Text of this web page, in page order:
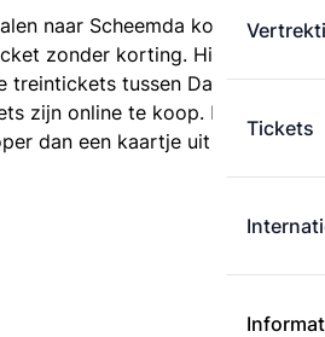
Tickets
naar Scheemda kost
zonder korting. Hieronder
treintickets tussen Dalen en
zijn online te koop. Een e-
dan een kaartje uit de